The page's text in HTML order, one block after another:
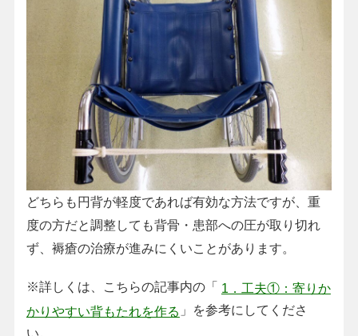
どちらも円背が軽度であれば有効な方法ですが、重
度の方だと調整しても背骨・患部への圧が取り切れ
ず、褥瘡の治療が進みにくいことがあります。
※詳しくは、こちらの記事内の「 1．工夫①：寄りか
かりやすい背もたれを作る 」を参考にしてくださ